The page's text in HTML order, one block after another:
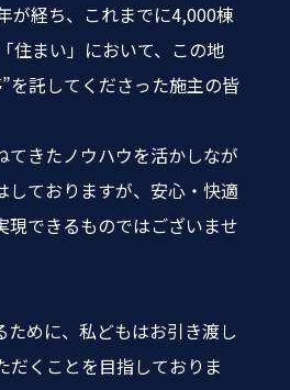
が経ち、これまでに4,000棟
住まい」において、この地
を託してくださった施主の皆
きたノウハウを活かしなが
しておりますが、安心・快適
できるものではございませ
めに、私どもはお引き渡し
だくことを目指しておりま